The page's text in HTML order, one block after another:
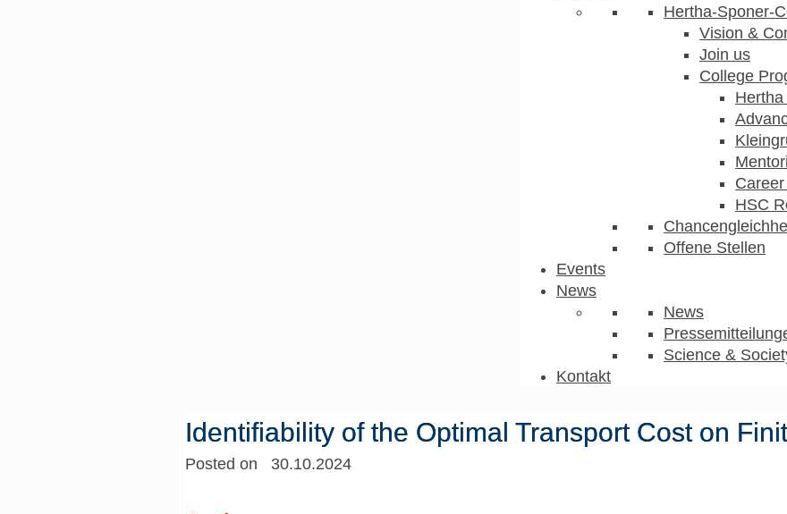
Hertha-Sponer-
Vision &
Join us
College
HSC
Offene Stellen
Events
News
News
Science &
Kontakt
Identifiability of the Optimal Transport Cost on
Posted on 30.10.2024